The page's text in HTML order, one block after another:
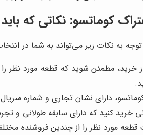
کوماتسو: نکاتی که باید
توجه به نکات زیر می‌تواند به شما در
خرید، مطمئن شوید که قطعه مورد نظر
دارای نشان تجاری و شماره
خرید کنید که دارای سابقه طولانی و
قطعه مورد نظر را از چندین فروشنده